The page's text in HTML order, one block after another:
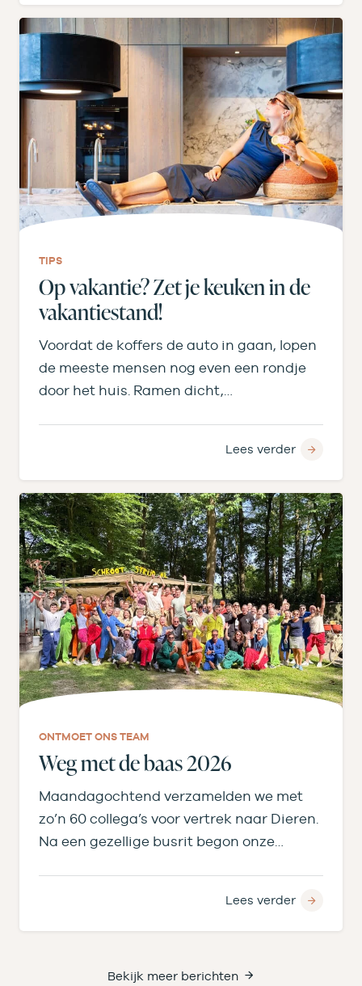
TIPS
Op vakantie? Zet je keuken in de
vakantiestand!
Voordat de koffers de auto in gaan, lopen
de meeste mensen nog even een rondje
door het huis. Ramen dicht,…
Lees verder
ONTMOET ONS TEAM
Weg met de baas 2026
Maandagochtend verzamelden we met
zo’n 60 collega’s voor vertrek naar Dieren.
Na een gezellige busrit begon onze
Lees verder
Bekijk meer berichten